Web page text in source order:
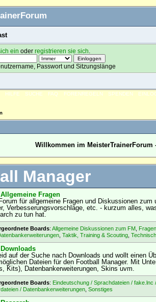
ein oderregistrieren sie sich
Passwort und Sitzungslänge
HILFE SUCHE FAQ FORENREGELN SPENDEN
Willkommen im
Manager
Allgemeine Fragen
für allgemeine Fragen und Diskussionen zum
Verbesserungsvorschläge, etc. - kurzum alles,
zu tun hat.
Boards: Allgemeine Diskussionen zum FM,
, Taktik, Training & Scouting,
Downloads
auf der Suche nach Downloads und wollt einen
Dateien für den Football Manager. Mit
Kits), Datenbankerweiterungen, Skins uvm.
Boards: Eindeutschung / Sprachdateien / fake.lnc
/ Datenbankerweiterungen, Sonstiges